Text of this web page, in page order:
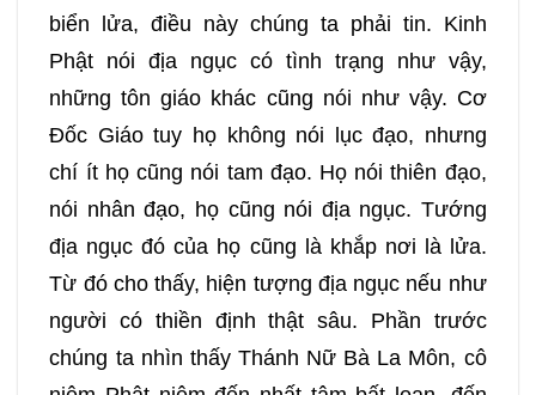
biển lửa, điều này chúng ta phải tin. Kinh
Phật nói địa ngục có tình trạng như vậy,
những tôn giáo khác cũng nói như vậy. Cơ
Đốc Giáo tuy họ không nói lục đạo, nhưng
chí ít họ cũng nói tam đạo. Họ nói thiên đạo,
nói nhân đạo, họ cũng nói địa ngục. Tướng
địa ngục đó của họ cũng là khắp nơi là lửa.
Từ đó cho thấy, hiện tượng địa ngục nếu như
người có thiền định thật sâu. Phần trước
chúng ta nhìn thấy Thánh Nữ Bà La Môn, cô